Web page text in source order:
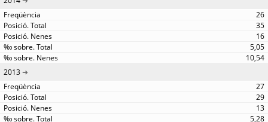
26
35
16
5,05
10,54
2013
27
29
13
5,28